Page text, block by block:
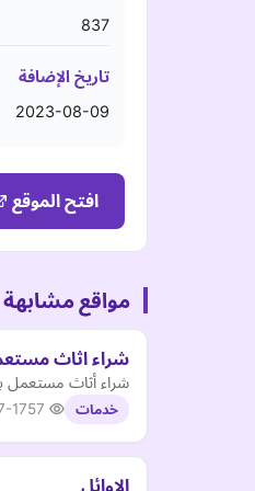
837
تاريخ الإضافة
2023-08-09
افتح الموقع
مواقع مشابهة
شراء اثاث
شراء أثاث مستعمل
خدمات 17
الاوائل